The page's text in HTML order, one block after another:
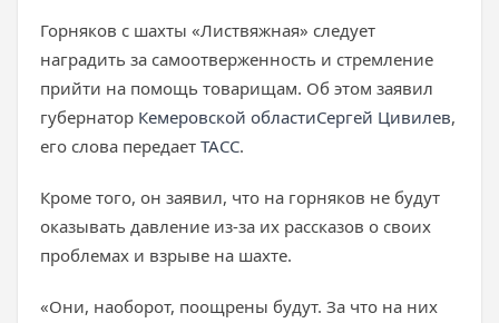
Горняков с шахты «Листвяжная» следует
наградить за самоотверженность и стремление
прийти на помощь товарищам. Об этом заявил
губернатор Кемеровской областиСергей Цивилев,
его слова передает ТАСС.
Кроме того, он заявил, что на горняков не будут
оказывать давление из-за их рассказов о своих
проблемах и взрыве на шахте.
«Они, наоборот, поощрены будут. За что на них